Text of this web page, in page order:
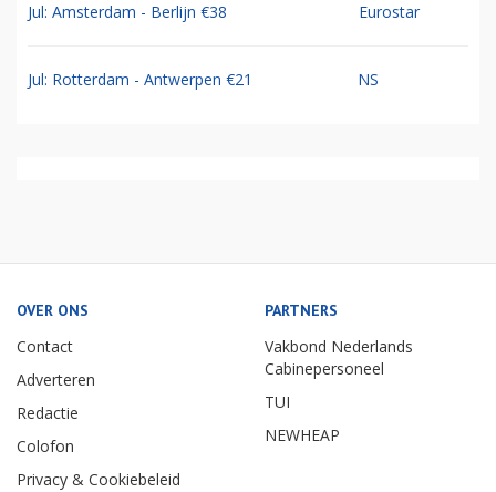
Jul: Amsterdam - Berlijn €38 Eurostar
Jul: Rotterdam - Antwerpen €21 NS
OVER ONS
Contact
Adverteren
Redactie
Colofon
Privacy & Cookiebeleid
PARTNERS
Vakbond Nederlands
Cabinepersoneel
TUI
NEWHEAP